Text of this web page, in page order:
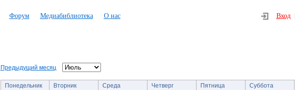
Форум Медиабиблиотека О нас Вход
Предыдущий месяц
Понедельник Вторник Среда Четверг Пятница Суббота